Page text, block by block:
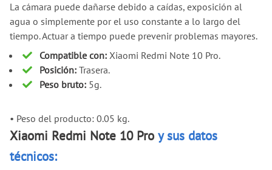
La cámara puede dañarse debido a caídas, exposición al
agua o simplemente por el uso constante a lo largo del
tiempo. Actuar a tiempo puede prevenir problemas mayores.
Compatible con:Xiaomi Redmi Note 10 Pro.
Posición:Trasera.
Peso bruto:5g.
• Peso del producto: 0.05 kg.
Xiaomi Redmi Note 10 Pro y sus datos
técnicos: